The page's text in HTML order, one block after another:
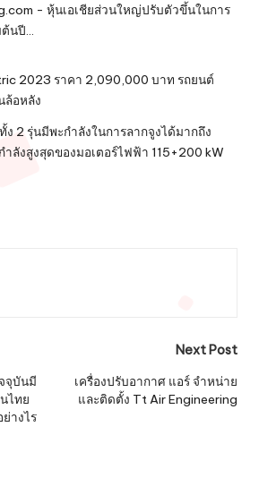
- หุ้นเอเชียส่วนใหญ่ปรับตัวขึ้นในการ
ต้นปี…
2023 ราคา 2,090,000 บาท รถยนต์
ล้อหลัง
ง 2 รุ่นมีพะกำลังในการลากจูงได้มากถึง
ลังสูงสุดของมอเตอร์ไฟฟ้า 115+200 kW
จุบันมี
ไทย
างไร
Next Post
เครื่องปรับอากาศ แอร์ จำหน่าย
และติดตั้ง Tt Air Engineering